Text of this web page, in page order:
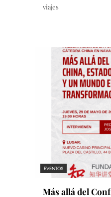
viajes
EVENTOS
Más allá del